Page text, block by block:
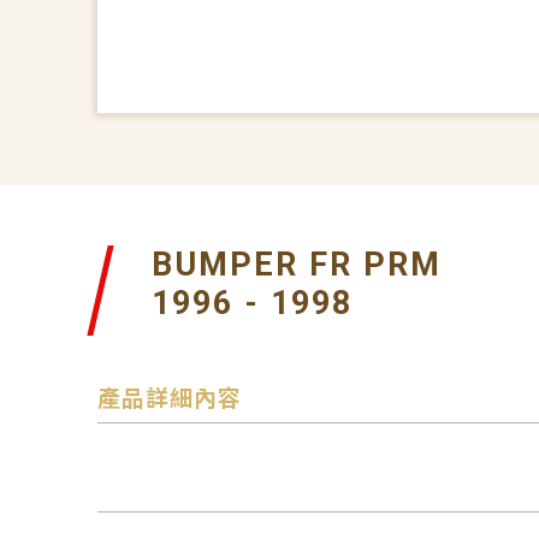
BUMPER FR PRM
1996 - 1998
產品詳細內容